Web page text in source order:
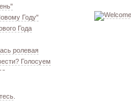
Году"
Года
ролевая
Голосуем
TS3
.